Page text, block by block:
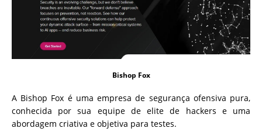
Bishop Fox
A Bishop Fox é uma empresa de segurança ofensiva pura,
conhecida por sua equipe de elite de hackers e uma
abordagem criativa e objetiva para testes.